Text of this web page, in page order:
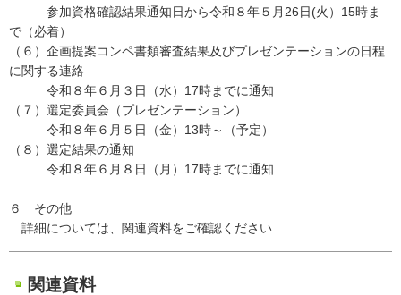
参加資格確認結果通知日から令和８年５月26日(火）15時ま
で（必着）
（６）企画提案コンペ書類審査結果及びプレゼンテーションの日程
に関する連絡
令和８年６月３日（水）17時までに通知
（７）選定委員会（プレゼンテーション）
令和８年６月５日（金）13時～（予定）
（８）選定結果の通知
令和８年６月８日（月）17時までに通知
６ その他
詳細については、関連資料をご確認ください
関連資料